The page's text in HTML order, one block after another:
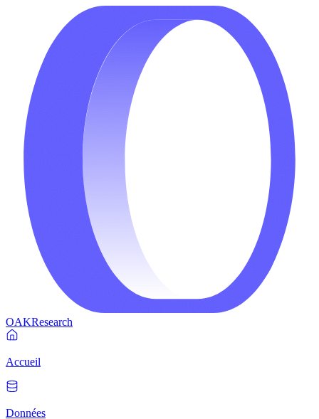
OAKResearch
Accueil
Données